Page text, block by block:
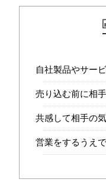
自社製品やサー
売り込む前に相
共感して相手の
営業をするうえ